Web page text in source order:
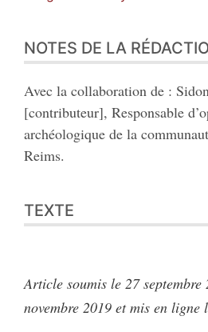
NOTES DE LA
Avec la collaboration de :
[contributeur], Responsable
archéologique de la
Reims.
TEXTE
Article soumis le 27 septembre
novembre 2019 et mis en ligne